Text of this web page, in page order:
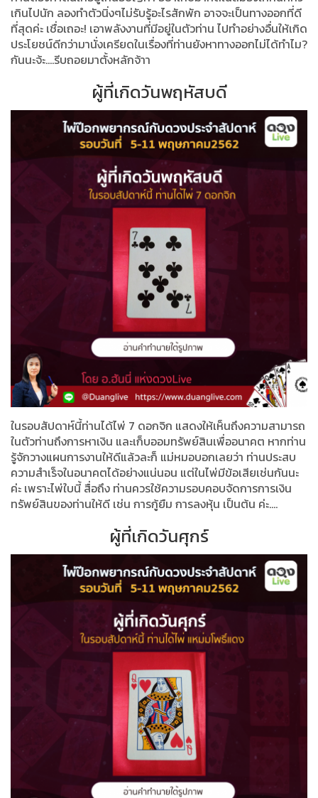
เกินไปนัก ลองทำตัวนิ่งๆไม่รับรู้อะไรสักพัก อาจจะเป็นทางออกที่ดี
ที่สุดค่ะ เชื่อเถอะ! เอาพลังงานที่มีอยู่ในตัวท่าน ไปทำอย่างอื่นให้เกิด
ประโยชน์ดีกว่ามานั่งเครียดในเรื่องที่ท่านยังหาทางออกไม่ได้ทำไม?
กันนะจ้ะ....รีบถอยมาตั้งหลักจ้าา
ผู้ที่เกิดวันพฤหัสบดี
ในรอบสัปดาห์นี้ท่านได้ไพ่ 7 ดอกจิก แสดงให้เห็นถึงความสามารถ
ในตัวท่านถึงการหาเงิน และเก็บออมทรัพย์สินเพื่ออนาคต หากท่าน
รู้จักวางแผนการงานให้ดีแล้วละก็ แม่หมอบอกเลยว่า ท่านประสบ
ความสำเร็จในอนาคตได้อย่างแน่นอน แต่ในไพ่มีข้อเสียเช่นกันนะ
ค่ะ เพราะไพ่ใบนี้ สื่อถึง ท่านควรใช้ความรอบคอบจัดการการเงิน
ทรัพย์สินของท่านให้ดี เช่น การกู้ยืม การลงหุ้น เป็นต้น ค่ะ....
ผู้ที่เกิดวันศุกร์